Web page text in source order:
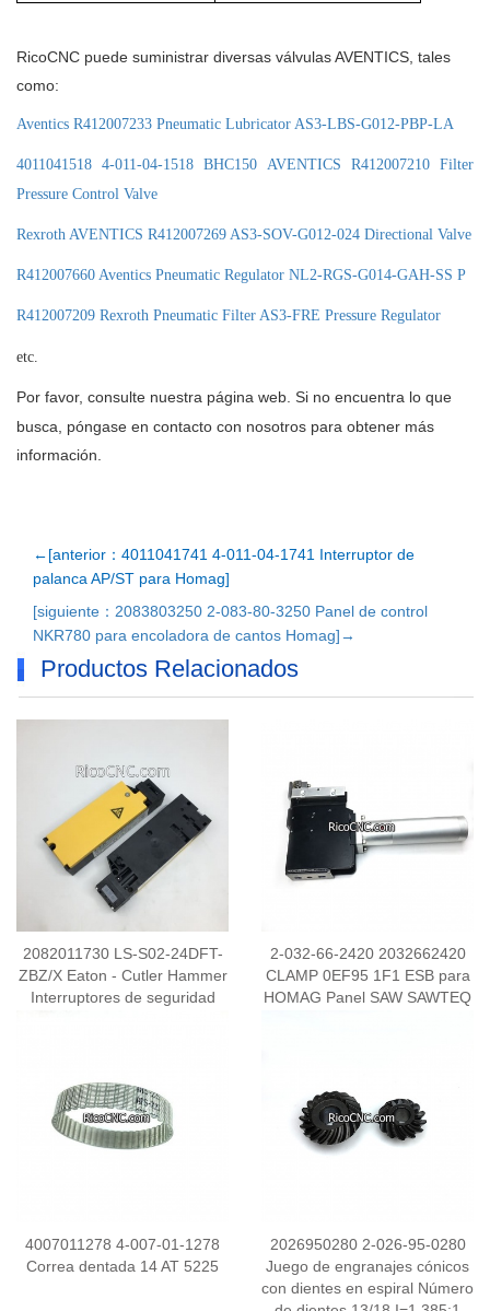
RicoCNC puede suministrar diversas válvulas AVENTICS, tales
como:
Aventics R412007233 Pneumatic Lubricator AS3-LBS-G012-PBP-LA
4011041518 4-011-04-1518 BHC150 AVENTICS R412007210 Filter
Pressure Control Valve
Rexroth AVENTICS R412007269 AS3-SOV-G012-024 Directional Valve
R412007660 Aventics Pneumatic Regulator NL2-RGS-G014-GAH-SS P
R412007209 Rexroth Pneumatic Filter AS3-FRE Pressure Regulator
etc.
Por favor, consulte nuestra página web. Si no encuentra lo que
busca, póngase en contacto con nosotros para obtener más
información.
←[anterior：4011041741 4-011-04-1741 Interruptor de
palanca AP/ST para Homag]
[siguiente：2083803250 2-083-80-3250 Panel de control
NKR780 para encoladora de cantos Homag]→
Productos Relacionados
2082011730 LS-S02-24DFT-
ZBZ/X Eaton - Cutler Hammer
Interruptores de seguridad
2-032-66-2420 2032662420
CLAMP 0EF95 1F1 ESB para
HOMAG Panel SAW SAWTEQ
4007011278 4-007-01-1278
Correa dentada 14 AT 5225
2026950280 2-026-95-0280
Juego de engranajes cónicos
con dientes en espiral Número